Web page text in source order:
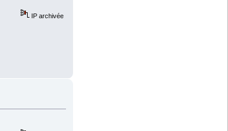
IP archivée